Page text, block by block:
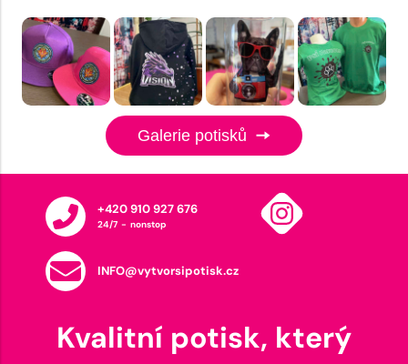
Galerie potisků
+420 910 927 676
24/7 - nonstop
INFO@vytvorsipotisk.cz
Kvalitní potisk, který